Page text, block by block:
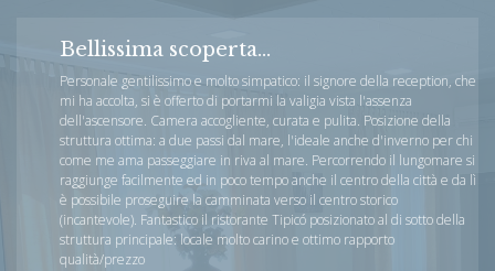
Bellissima scoperta...
Personale gentilissimo e molto simpatico: il signore della reception, che
mi ha accolta, si è offerto di portarmi la valigia vista l'assenza
dell'ascensore. Camera accogliente, curata e pulita. Posizione della
struttura ottima: a due passi dal mare, l'ideale anche d'inverno per chi
come me ama passeggiare in riva al mare. Percorrendo il lungomare si
raggiunge facilmente ed in poco tempo anche il centro della città e da lì
è possibile proseguire la camminata verso il centro storico
(incantevole). Fantastico il ristorante Tipicó posizionato al di sotto della
struttura principale: locale molto carino e ottimo rapporto
qualità/prezzo